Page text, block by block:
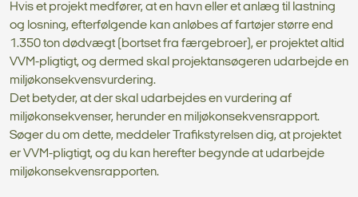
Hvis et projekt medfører, at en havn eller et anlæg til lastning
og losning, efterfølgende kan anløbes af fartøjer større end
1.350 ton dødvægt (bortset fra færgebroer), er projektet altid
VVM-pligtigt, og dermed skal projektansøgeren udarbejde en
miljøkonsekvensvurdering.
Det betyder, at der skal udarbejdes en vurdering af
miljøkonsekvenser, herunder en miljøkonsekvensrapport.
Søger du om dette, meddeler Trafikstyrelsen dig, at projektet
er VVM-pligtigt, og du kan herefter begynde at udarbejde
miljøkonsekvensrapporten.